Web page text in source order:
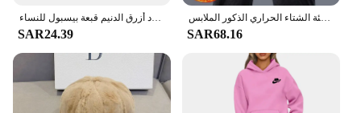
عالية الجودة أسود أزرق الدنيم قبعة بيسبول للنساء Snapback قبعة Casquette أوم قابل للتعديل الفاخرة أبي القبعات للرجال 2023
SAR24.39
الصوف الرجال سروال قصير سراويل تقليدية الشنيل تمتد بلون الأعمال السراويل سميكة الدافئة الشتاء الحراري الذكور الملابس
SAR68.16